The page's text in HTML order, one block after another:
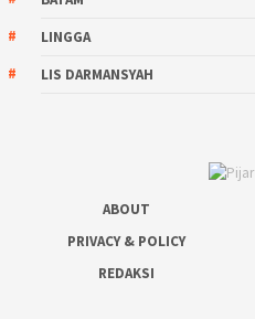
LINGGA
LIS DARMANSYAH
ABOUT
PRIVACY & POLICY
REDAKSI